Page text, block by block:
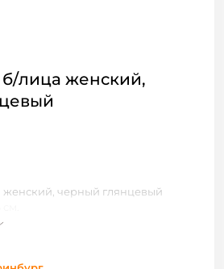
лица женский,
черный глянцевый